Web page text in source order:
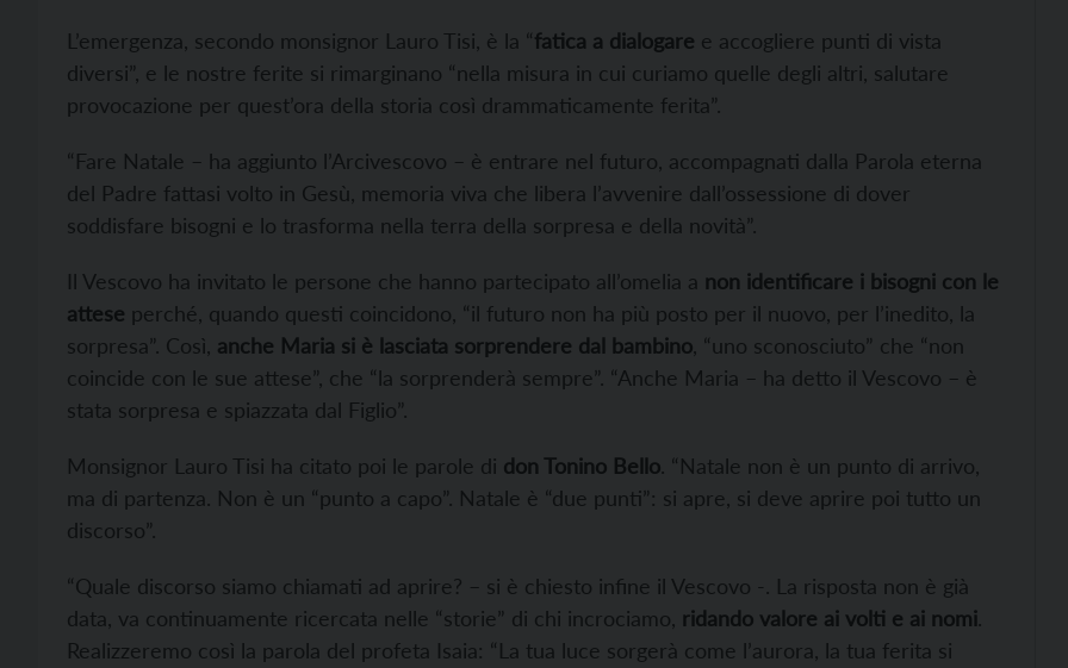
L’emergenza, secondo monsignor Lauro Tisi, è la “fatica a dialogare e accogliere punti di vista
diversi”, e le nostre ferite si rimarginano “nella misura in cui curiamo quelle degli altri, salutare
provocazione per quest’ora della storia così drammaticamente ferita”.
“Fare Natale – ha aggiunto l’Arcivescovo – è entrare nel futuro, accompagnati dalla Parola eterna
del Padre fattasi volto in Gesù, memoria viva che libera l’avvenire dall’ossessione di dover
soddisfare bisogni e lo trasforma nella terra della sorpresa e della novità”.
Il Vescovo ha invitato le persone che hanno partecipato all’omelia a non identificare i bisogni con le
attese perché, quando questi coincidono, “il futuro non ha più posto per il nuovo, per l’inedito, la
sorpresa”. Così, anche Maria si è lasciata sorprendere dal bambino, “uno sconosciuto” che “non
coincide con le sue attese”, che “la sorprenderà sempre”. “Anche Maria – ha detto il Vescovo – è
stata sorpresa e spiazzata dal Figlio”.
Monsignor Lauro Tisi ha citato poi le parole di don Tonino Bello. “Natale non è un punto di arrivo,
ma di partenza. Non è un “punto a capo”. Natale è “due punti”: si apre, si deve aprire poi tutto un
discorso”.
“Quale discorso siamo chiamati ad aprire? – si è chiesto infine il Vescovo -. La risposta non è già
data, va continuamente ricercata nelle “storie” di chi incrociamo, ridando valore ai volti e ai nomi.
Realizzeremo così la parola del profeta Isaia: “La tua luce sorgerà come l’aurora, la tua ferita si